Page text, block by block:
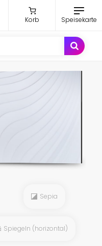
Korb Speisekarte
Sepia
Spiegeln (horizontal)